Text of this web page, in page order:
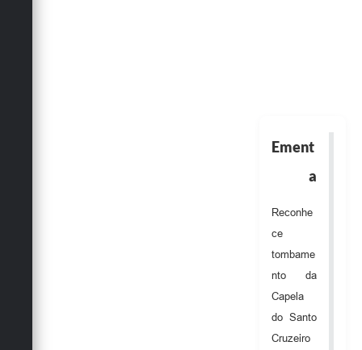
Ement
a
Reconhe
ce
tombame
nto da
Capela
do Santo
Cruzeiro